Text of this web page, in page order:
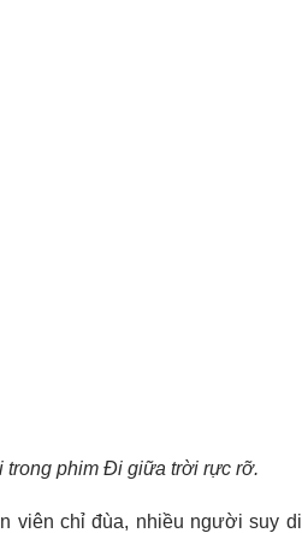
trong phim Đi giữa trời rực rỡ.
viên chỉ đùa, nhiều người suy